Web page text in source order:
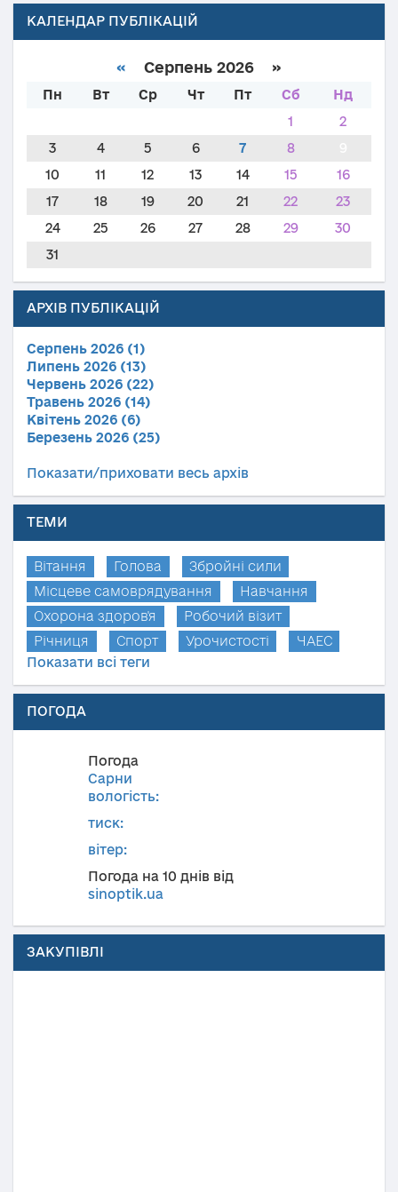
КАЛЕНДАР ПУБЛІКАЦІЙ
« Серпень 2026 »
Пн Вт Ср Чт Пт Сб
Нд
1
2
3
4 5 6 7 8
10
11 12 13 14 15
16
17
18 19 20 21 22
23
24
25 26 27 28 29
30
31
АРХІВ ПУБЛІКАЦІЙ
Серпень 2026 (1)
Липень 2026 (13)
Червень 2026 (22)
Травень 2026 (14)
Квітень 2026 (6)
Березень 2026 (25)
Показати/приховати весь архів
ТЕМИ
Вітання Голова
Збройні сили
Місцеве самоврядування
Навчання
Охорона здоров'я
Робочий візит
Річниця
Спорт Урочистості
ЧАЕС
Показати всі теги
ПОГОДА
Погода
Сарни
вологість:
тиск:
вітер:
Погода на 10 днів від
sinoptik.ua
ЗАКУПІВЛІ